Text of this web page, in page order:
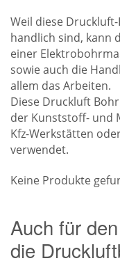
Weil diese
handlich sind, kann
einer
sowie auch die
allem das Arbeiten.
Diese Druckluft
der Kunststoff- und
Kfz-Werkstätten
verwendet.
Keine Produkte
Auch für
die